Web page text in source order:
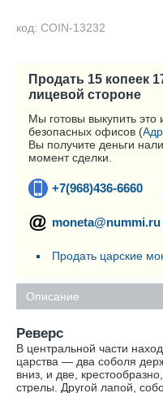
код: COIN-13232
Продать 15 копеек
лицевой стороне
Мы готовы выкупить
безопасных офисов (
Вы получите деньги
момент сделки.
+7(968)436-6660
moneta@nummi.ru
Продать царские
Описание
Реверс
В центральной части
царства — два соболя
вниз, и две,
стрелы. Другой лапой,